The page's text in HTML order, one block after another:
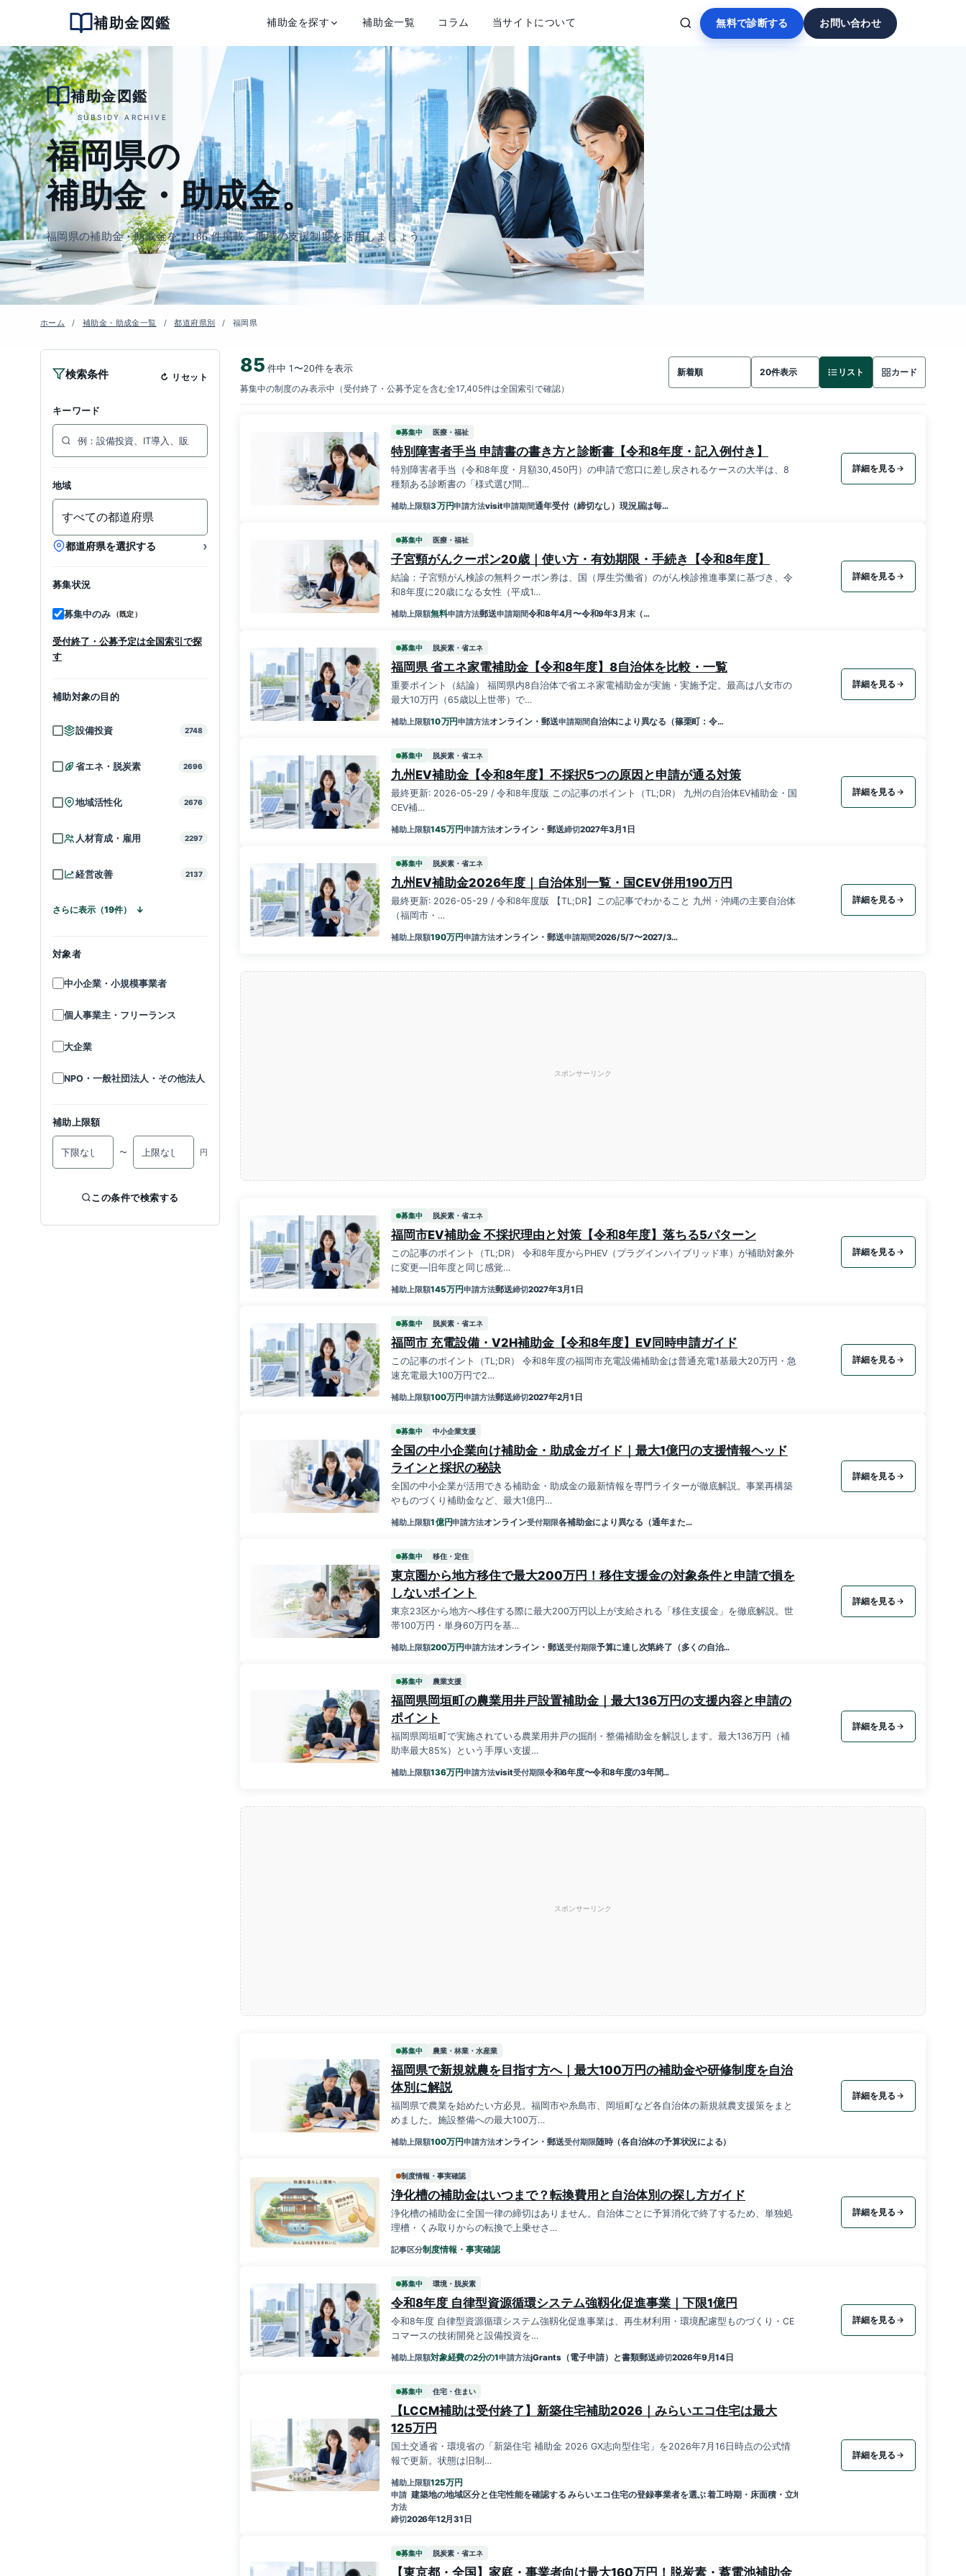
補助金図鑑 補助金を探す 補助金一覧 コラム 当サイトについて 無料で診断する お問い合わせ
補助金図鑑
SUBSIDY ARCHIVE
福岡県の
補助金・助成金。
福岡県の補助金・助成金を 2,186 件掲載。地域の支援制度を活用しましょう。
ホーム 補助金・助成金一覧 都道府県別 福岡県
検索条件 リセット
キーワード
地域
都道府県を選択する ›
募集状況
募集中のみ （既定）
受付終了・公募予定は全国索引で探
す
補助対象の目的
設備投資 2748
省エネ・脱炭素 2696
地域活性化 2676
人材育成・雇用 2297
経営改善 2137
さらに表示（19件）
対象者
中小企業・小規模事業者
個人事業主・フリーランス
大企業
NPO・一般社団法人・その他法人
補助上限額
〜 円
この条件で検索する
85 件中 1〜20件を表示
募集中の制度のみ表示中（受付終了・公募予定を含む全17,405件は全国索引で確認）
リスト カード
募集中 医療・福祉
特別障害者手当 申請書の書き方と診断書【令和8年度・記入例付き】
特別障害者手当（令和8年度・月額30,450円）の申請で窓口に差し戻されるケースの大半は、8
種類ある診断書の「様式選び間…
補助上限額3万円申請方法visit申請期間通年受付（締切なし）現況届は毎…
詳細を見る
募集中 医療・福祉
子宮頸がんクーポン20歳｜使い方・有効期限・手続き【令和8年度】
結論：子宮頸がん検診の無料クーポン券は、国（厚生労働省）のがん検診推進事業に基づき、令
和8年度に20歳になる女性（平成1…
補助上限額無料申請方法郵送申請期間令和8年4月〜令和9年3月末（…
詳細を見る
募集中 脱炭素・省エネ
福岡県 省エネ家電補助金【令和8年度】8自治体を比較・一覧
重要ポイント（結論） 福岡県内8自治体で省エネ家電補助金が実施・実施予定。最高は八女市の
最大10万円（65歳以上世帯）で…
補助上限額10万円申請方法オンライン・郵送申請期間自治体により異なる（篠栗町：令…
詳細を見る
募集中 脱炭素・省エネ
九州EV補助金【令和8年度】不採択5つの原因と申請が通る対策
最終更新: 2026-05-29 / 令和8年度版 この記事のポイント（TL;DR） 九州の自治体EV補助金・国
CEV補…
補助上限額145万円申請方法オンライン・郵送締切2027年3月1日
詳細を見る
募集中 脱炭素・省エネ
九州EV補助金2026年度｜自治体別一覧・国CEV併用190万円
最終更新: 2026-05-29 / 令和8年度版 【TL;DR】この記事でわかること 九州・沖縄の主要自治体
（福岡市・…
補助上限額190万円申請方法オンライン・郵送申請期間2026/5/7〜2027/3…
詳細を見る
スポンサーリンク
募集中 脱炭素・省エネ
福岡市EV補助金 不採択理由と対策【令和8年度】落ちる5パターン
この記事のポイント（TL;DR） 令和8年度からPHEV（プラグインハイブリッド車）が補助対象外
に変更—旧年度と同じ感覚…
補助上限額145万円申請方法郵送締切2027年3月1日
詳細を見る
募集中 脱炭素・省エネ
福岡市 充電設備・V2H補助金【令和8年度】EV同時申請ガイド
この記事のポイント（TL;DR） 令和8年度の福岡市充電設備補助金は普通充電1基最大20万円・急
速充電最大100万円で2…
補助上限額100万円申請方法郵送締切2027年2月1日
詳細を見る
募集中 中小企業支援
全国の中小企業向け補助金・助成金ガイド｜最大1億円の支援情報ヘッド
ラインと採択の秘訣
全国の中小企業が活用できる補助金・助成金の最新情報を専門ライターが徹底解説。事業再構築
やものづくり補助金など、最大1億円…
補助上限額1億円申請方法オンライン受付期限各補助金により異なる（通年また…
詳細を見る
募集中 移住・定住
東京圏から地方移住で最大200万円！移住支援金の対象条件と申請で損を
しないポイント
東京23区から地方へ移住する際に最大200万円以上が支給される「移住支援金」を徹底解説。世
帯100万円・単身60万円を基…
補助上限額200万円申請方法オンライン・郵送受付期限予算に達し次第終了（多くの自治…
詳細を見る
募集中 農業支援
福岡県岡垣町の農業用井戸設置補助金｜最大136万円の支援内容と申請の
ポイント
福岡県岡垣町で実施されている農業用井戸の掘削・整備補助金を解説します。最大136万円（補
助率最大85%）という手厚い支援…
補助上限額136万円申請方法visit受付期限令和6年度〜令和8年度の3年間…
詳細を見る
スポンサーリンク
募集中 農業・林業・水産業
福岡県で新規就農を目指す方へ｜最大100万円の補助金や研修制度を自治
体別に解説
福岡県で農業を始めたい方必見。福岡市や糸島市、岡垣町など各自治体の新規就農支援策をまと
めました。施設整備への最大100万…
補助上限額100万円申請方法オンライン・郵送受付期限随時（各自治体の予算状況による）
詳細を見る
制度情報・事実確認
浄化槽の補助金はいつまで？転換費用と自治体別の探し方ガイド
浄化槽の補助金に全国一律の締切はありません。自治体ごとに予算消化で終了するため、単独処
理槽・くみ取りからの転換で上乗せさ…
記事区分制度情報・事実確認
詳細を見る
募集中 環境・脱炭素
令和8年度 自律型資源循環システム強靱化促進事業｜下限1億円
令和8年度 自律型資源循環システム強靱化促進事業は、再生材利用・環境配慮型ものづくり・CE
コマースの技術開発と設備投資を…
補助上限額対象経費の2分の1申請方法jGrants（電子申請）と書類郵送締切2026年9月14日
詳細を見る
募集中 住宅・住まい
【LCCM補助は受付終了】新築住宅補助2026｜みらいエコ住宅は最大
125万円
国土交通省・環境省の「新築住宅 補助金 2026 GX志向型住宅」を2026年7月16日時点の公式情
報で更新。状態は旧制…
補助上限額125万円
申請
方法
建築地の地域区分と住宅性能を確認する みらいエコ住宅の登録事業者を選ぶ 着工時期・床面積・立地除外要件を確認する 事業者経由で予約・
締切2026年12月31日
詳細を見る
募集中 脱炭素・省エネ
【東京都・全国】家庭・事業者向け最大160万円！脱炭素・蓄電池補助金